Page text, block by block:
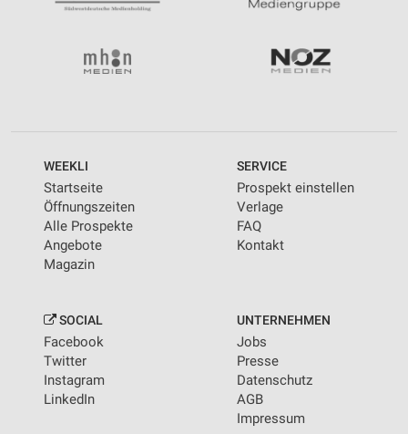
WEEKLI
Startseite
Öffnungszeiten
Alle Prospekte
Angebote
Magazin
SERVICE
Prospekt einstellen
Verlage
FAQ
Kontakt
SOCIAL
Facebook
Twitter
Instagram
LinkedIn
UNTERNEHMEN
Jobs
Presse
Datenschutz
AGB
Impressum